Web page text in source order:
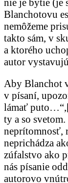
Blanchotovu
nemôžeme
takto sám, v
a ktorého
autor
Aby Blanchot
v písaní,
lámať puto…“,
ty a so
neprítomnosť,
neprichádza
zúfalstvo ako
nás písanie
autorovo